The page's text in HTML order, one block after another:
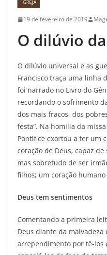
IGREJA
19 de fevereiro de 2019
O dilúvio
O dilúvio universal e as
Francisco traça uma linha
foi narrado no Livro do
recordando o sofrimento
dos mais fracos, dos
festa”. Na homilia da
Pontífice exortou a ter um
coração de Deus, capaz
mas sobretudo de ser
filhos; um coração
Deus tem sentimentos
Comentando a primeira
Deus diante da malvadeza
arrependimento por tê-los